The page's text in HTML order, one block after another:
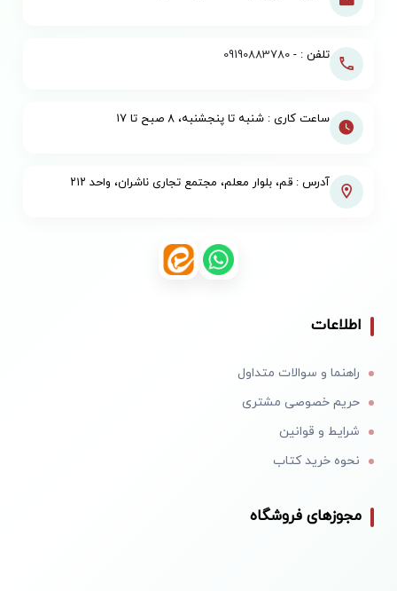
تلفن : -09190883780
ساعت کاری : شنبه تا پنجشنبه، ۸ صبح تا ۱۷
آدرس : قم، بلوار معلم، مجتمع تجاری ناشران، واحد ۲۱۲
اطلاعات
راهنما و سوالات متداول
حریم خصوصی مشتری
شرایط و قوانین
نحوه خرید کتاب
مجوزهای فروشگاه